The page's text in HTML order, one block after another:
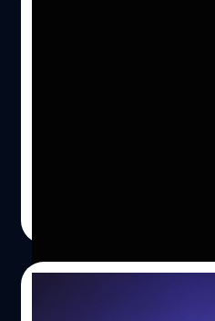
และคาดว่าจะมีรุ่นที่ไม่ใช้
Samsung Galaxy
จับความดันโลหิตสำ
21 เมษายน Samsung เปิด
สุขภาพ (แอป Samsung
ให้กับอุปกรณ์ Galaxy
แล้วจากกระทรวงความปลอ
(MFDS) ในฐานะซอฟต์แวร์
(SaMD) ซึ่ง Samsung จะเ
Galaxy Watch Active 2 ใ
ขยายไปยังอุปกรณ์ Galaxy
ใช้งานคุณจะต้องปรับเทียบค่
โลหิตแบบดั้งเดิมที่ใช้ผ้าพัน